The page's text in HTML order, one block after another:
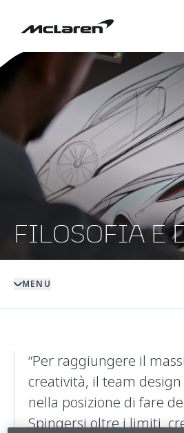
FILOSOFIA E
MENU
“Per raggiungere il
creatività, il team
nella posizione di fare
Spingersi oltre i limiti,